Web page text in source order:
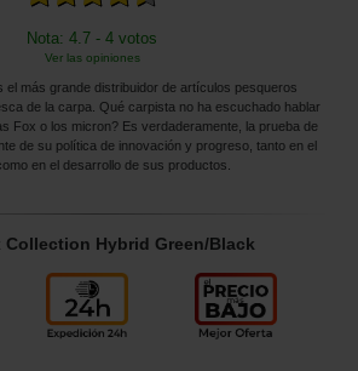
Nota: 4.7 - 4 votos
Ver las opiniones
el más grande distribuidor de artículos pesqueros
de la carpa. Qué carpista no ha escuchado hablar
Fox o los micron? Es verdaderamente, la prueba de
de su política de innovación y progreso, tanto en el
en el desarrollo de sus productos.
Collection Hybrid Green/Black